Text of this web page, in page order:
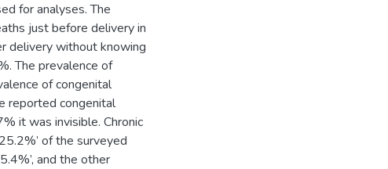
for analyses. The
just before delivery in
delivery without knowing
The prevalence of
of congenital
reported congenital
it was invisible. Chronic
of the surveyed
and the other